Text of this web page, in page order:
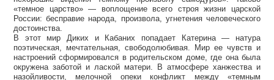
«темное царство» — воплощение всего строя жизни царской
России: бесправие народа, произвола, угнетения человеческого
достоинства.
В этот мир Диких и Кабаних попадает Катерина — натура
поэтическая, мечтательная, свободолюбивая. Мир ее чувств и
настроений сформировался в родительском доме, где она была
окружена заботой и лаской матери. В атмосфере ханжества и
назойливости, мелочной опеки конфликт между «темным